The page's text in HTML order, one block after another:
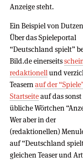
Anzeige steht.
Ein Beispiel von
Über das Spieleportal
“Deutschland spielt”
Bild.de einerseits
redaktionell und
Teasern auf der
Startseiteauf das sonst
übliche Wörtchen
Wer aber in der
(redaktionellen)
auf “Deutschland
gleichen Teaser und